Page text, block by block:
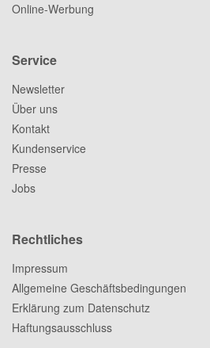
Online-Werbung
Service
Newsletter
Über uns
Kontakt
Kundenservice
Presse
Jobs
Rechtliches
Impressum
Allgemeine Geschäftsbedingungen
Erklärung zum Datenschutz
Haftungsausschluss